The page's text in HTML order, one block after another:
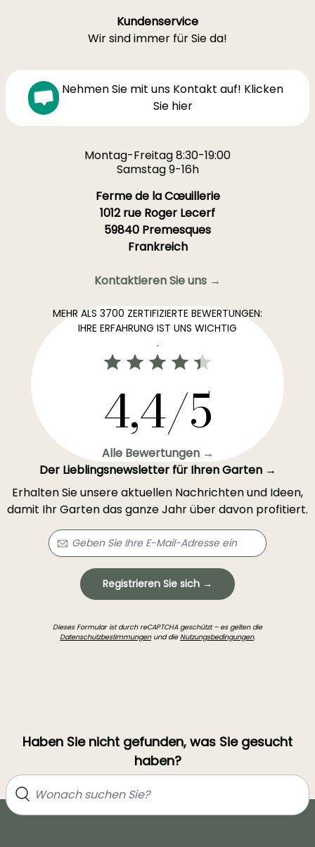
Kundenservice
Wir sind immer für Sie da!
Nehmen Sie mit uns Kontakt auf! Klicken
Sie hier
Montag-Freitag 8:30-19:00
Samstag 9-16h
Ferme de la Cœuillerie
1012 rue Roger Lecerf
59840 Premesques
Frankreich
Kontaktieren Sie uns →
MEHR ALS 3700 ZERTIFIZIERTE BEWERTUNGEN:
IHRE ERFAHRUNG IST UNS WICHTIG
.
4,4/5
Alle Bewertungen →
Der Lieblingsnewsletter für Ihren Garten →
Erhalten Sie unsere aktuellen Nachrichten und Ideen,
damit Ihr Garten das ganze Jahr über davon profitiert.
Registrieren Sie sich →
Dieses Formular ist durch reCAPTCHA geschützt – es gelten die
Datenschutzbestimmungenund dieNutzungsbedingungen.
Haben Sie nicht gefunden, was Sie gesucht
haben?